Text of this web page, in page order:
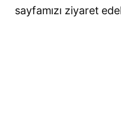
sayfamızı ziyaret